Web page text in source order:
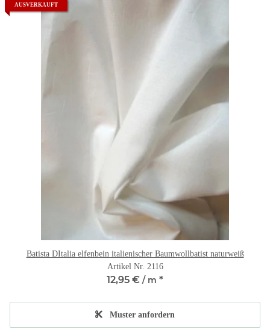
AUSVERKAUFT
Batista DItalia elfenbein italienischer Baumwollbatist naturweiß
Artikel Nr. 2116
12,95 € / m *
Muster anfordern